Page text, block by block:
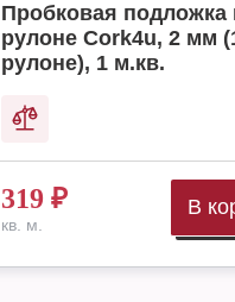
Пробковая подложка
рулоне Cork4u, 2 мм
рулоне), 1 м.кв.
319 ₽
кв. м.
В